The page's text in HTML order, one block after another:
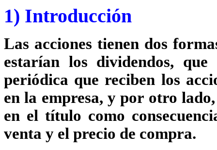
1) Introducción
Las acciones tienen dos
estarían los dividendos,
periódica que reciben los
en la empresa, y por otro
en el título como
venta y el precio de compra.